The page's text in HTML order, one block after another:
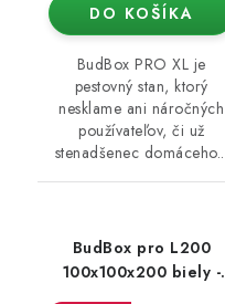
DO KOŠÍKA
BudBox PRO XL je
pestovný stan, ktorý
nesklame ani náročných
používateľov, či už
stenadšenec
BudBox pro L200
100x100x200 biely -